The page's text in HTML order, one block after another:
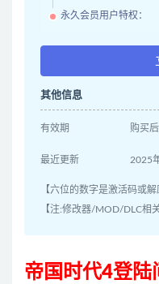
永久会员用户特权：
其他信息
有效期 购买
最近更新 2025
【六位的数字是激活码或
【注:修改器/MOD/DLC相
帝国时代4登陆